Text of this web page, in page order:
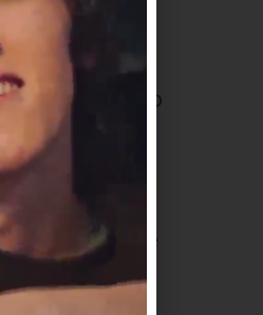
para
máxima
por sentido
en los
tres minutos
suficiente
Además,
permitiendo